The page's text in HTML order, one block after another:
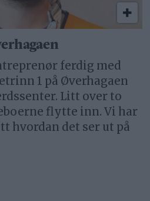
ferdig med
1 på Øverhagaen
Litt over to
flytte inn. Vi har
hvordan det ser ut på